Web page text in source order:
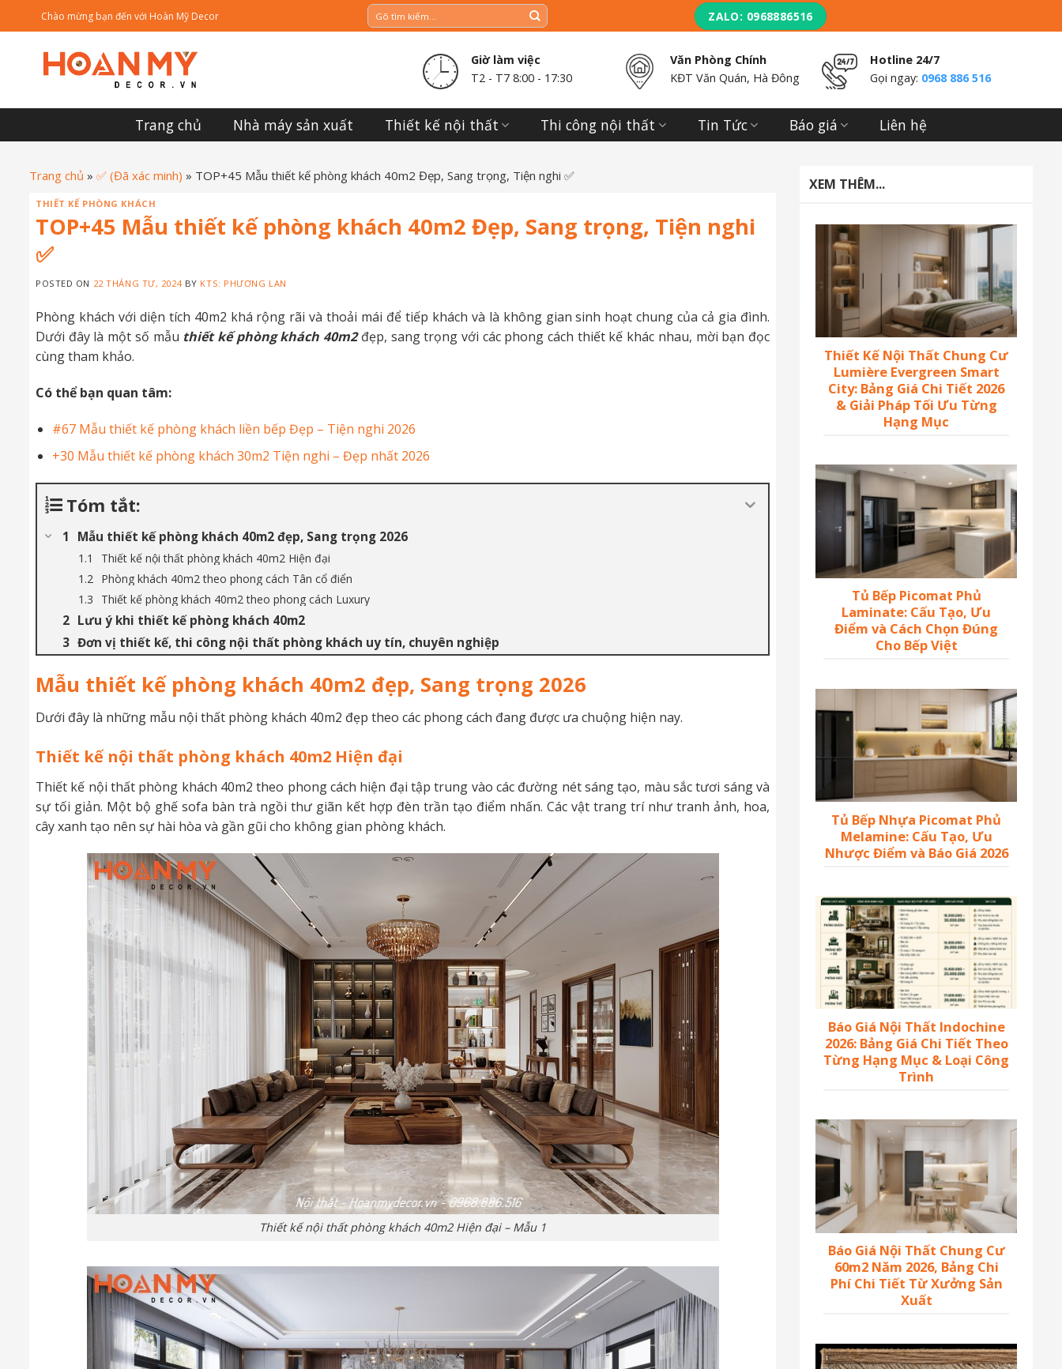
to
content
Chào mừng bạn đến với Hoàn Mỹ Decor ZALO: 0968886516
Giờ làm việc
T2 - T7 8:00 - 17:30
Văn Phòng Chính
KĐT Văn Quán, Hà Đông
Hotline 24/7
Gọi ngay: 0968 886 516
Trang chủ Nhà máy sản xuất Thiết kế nội thất Thi công nội thất Tin Tức Báo giá Liên hệ
Trang chủ » ✅ (Đã xác minh) » TOP+45 Mẫu thiết kế phòng khách 40m2 Đẹp, Sang trọng, Tiện nghi ✅
THIẾT KẾ PHÒNG KHÁCH
TOP+45 Mẫu thiết kế phòng khách 40m2 Đẹp, Sang trọng, Tiện nghi
✅
POSTED ON 22 THÁNG TƯ, 2024BY KTS: PHƯƠNG LAN
Phòng khách với diện tích 40m2 khá rộng rãi và thoải mái để tiếp khách và là không gian sinh hoạt chung của cả gia đình.
Dưới đây là một số mẫu thiết kế phòng khách 40m2đẹp, sang trọng với các phong cách thiết kế khác nhau, mời bạn đọc
cùng tham khảo.
Có thể bạn quan tâm:
#67 Mẫu thiết kế phòng khách liền bếp Đẹp – Tiện nghi 2026
+30 Mẫu thiết kế phòng khách 30m2 Tiện nghi – Đẹp nhất 2026
Tóm tắt:
Mẫu thiết kế phòng khách 40m2 đẹp, Sang trọng 2026
Thiết kế nội thất phòng khách 40m2 Hiện đại
Phòng khách 40m2 theo phong cách Tân cổ điển
Thiết kế phòng khách 40m2 theo phong cách Luxury
Lưu ý khi thiết kế phòng khách 40m2
Đơn vị thiết kế, thi công nội thất phòng khách uy tín, chuyên nghiệp
Mẫu thiết kế phòng khách 40m2 đẹp, Sang trọng 2026
Dưới đây là những mẫu nội thất phòng khách 40m2 đẹp theo các phong cách đang được ưa chuộng hiện nay.
Thiết kế nội thất phòng khách 40m2 Hiện đại
Thiết kế nội thất phòng khách 40m2 theo phong cách hiện đại tập trung vào các đường nét sáng tạo, màu sắc tươi sáng và
sự tối giản. Một bộ ghế sofa bàn trà ngồi thư giãn kết hợp đèn trần tạo điểm nhấn. Các vật trang trí như tranh ảnh, hoa,
cây xanh tạo nên sự hài hòa và gần gũi cho không gian phòng khách.
Thiết kế nội thất phòng khách 40m2 Hiện đại – Mẫu 1
XEM THÊM...
Thiết Kế Nội Thất Chung Cư
Lumière Evergreen Smart
City: Bảng Giá Chi Tiết 2026
& Giải Pháp Tối Ưu Từng
Hạng Mục
Tủ Bếp Picomat Phủ
Laminate: Cấu Tạo, Ưu
Điểm và Cách Chọn Đúng
Cho Bếp Việt
Tủ Bếp Nhựa Picomat Phủ
Melamine: Cấu Tạo, Ưu
Nhược Điểm và Báo Giá 2026
Báo Giá Nội Thất Indochine
2026: Bảng Giá Chi Tiết Theo
Từng Hạng Mục & Loại Công
Trình
Báo Giá Nội Thất Chung Cư
60m2 Năm 2026, Bảng Chi
Phí Chi Tiết Từ Xưởng Sản
Xuất